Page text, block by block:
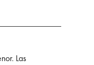
Las